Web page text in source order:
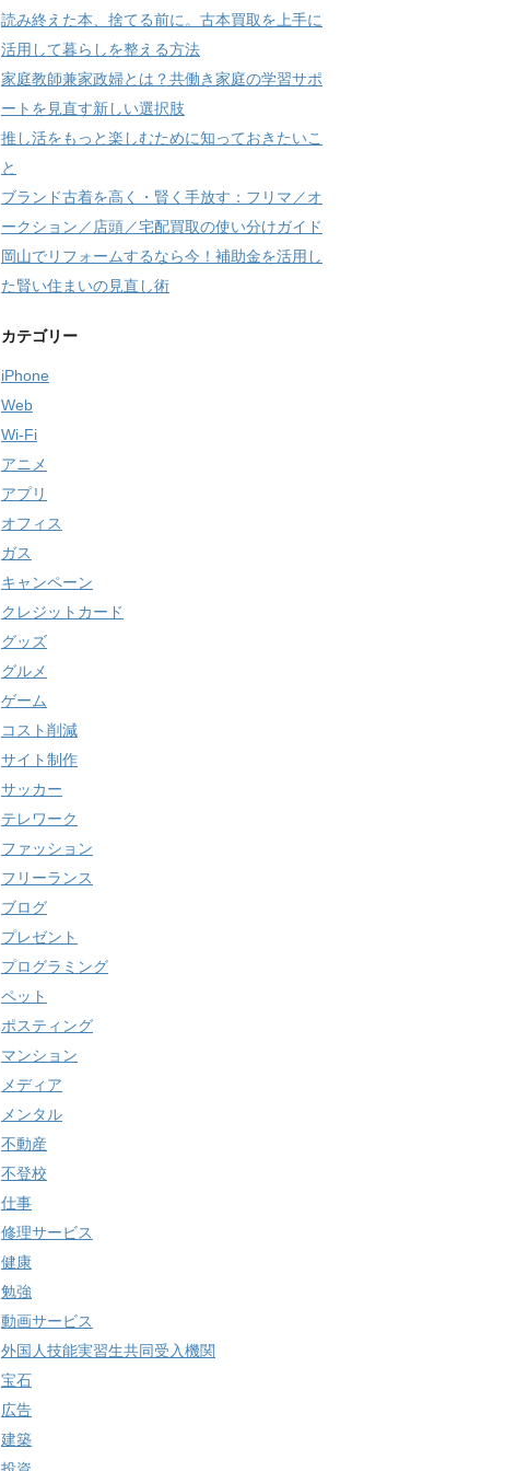
読み終えた本、捨てる前に。古本買取を上手に
活用して暮らしを整える方法
家庭教師兼家政婦とは？共働き家庭の学習サポ
ートを見直す新しい選択肢
推し活をもっと楽しむために知っておきたいこ
と
ブランド古着を高く・賢く手放す：フリマ／オ
ークション／店頭／宅配買取の使い分けガイド
岡山でリフォームするなら今！補助金を活用し
た賢い住まいの見直し術
カテゴリー
iPhone
Web
Wi-Fi
アニメ
アプリ
オフィス
ガス
キャンペーン
クレジットカード
グッズ
グルメ
ゲーム
コスト削減
サイト制作
サッカー
テレワーク
ファッション
フリーランス
ブログ
プレゼント
プログラミング
ペット
ポスティング
マンション
メディア
メンタル
不動産
不登校
仕事
修理サービス
健康
勉強
動画サービス
外国人技能実習生共同受入機関
宝石
広告
建築